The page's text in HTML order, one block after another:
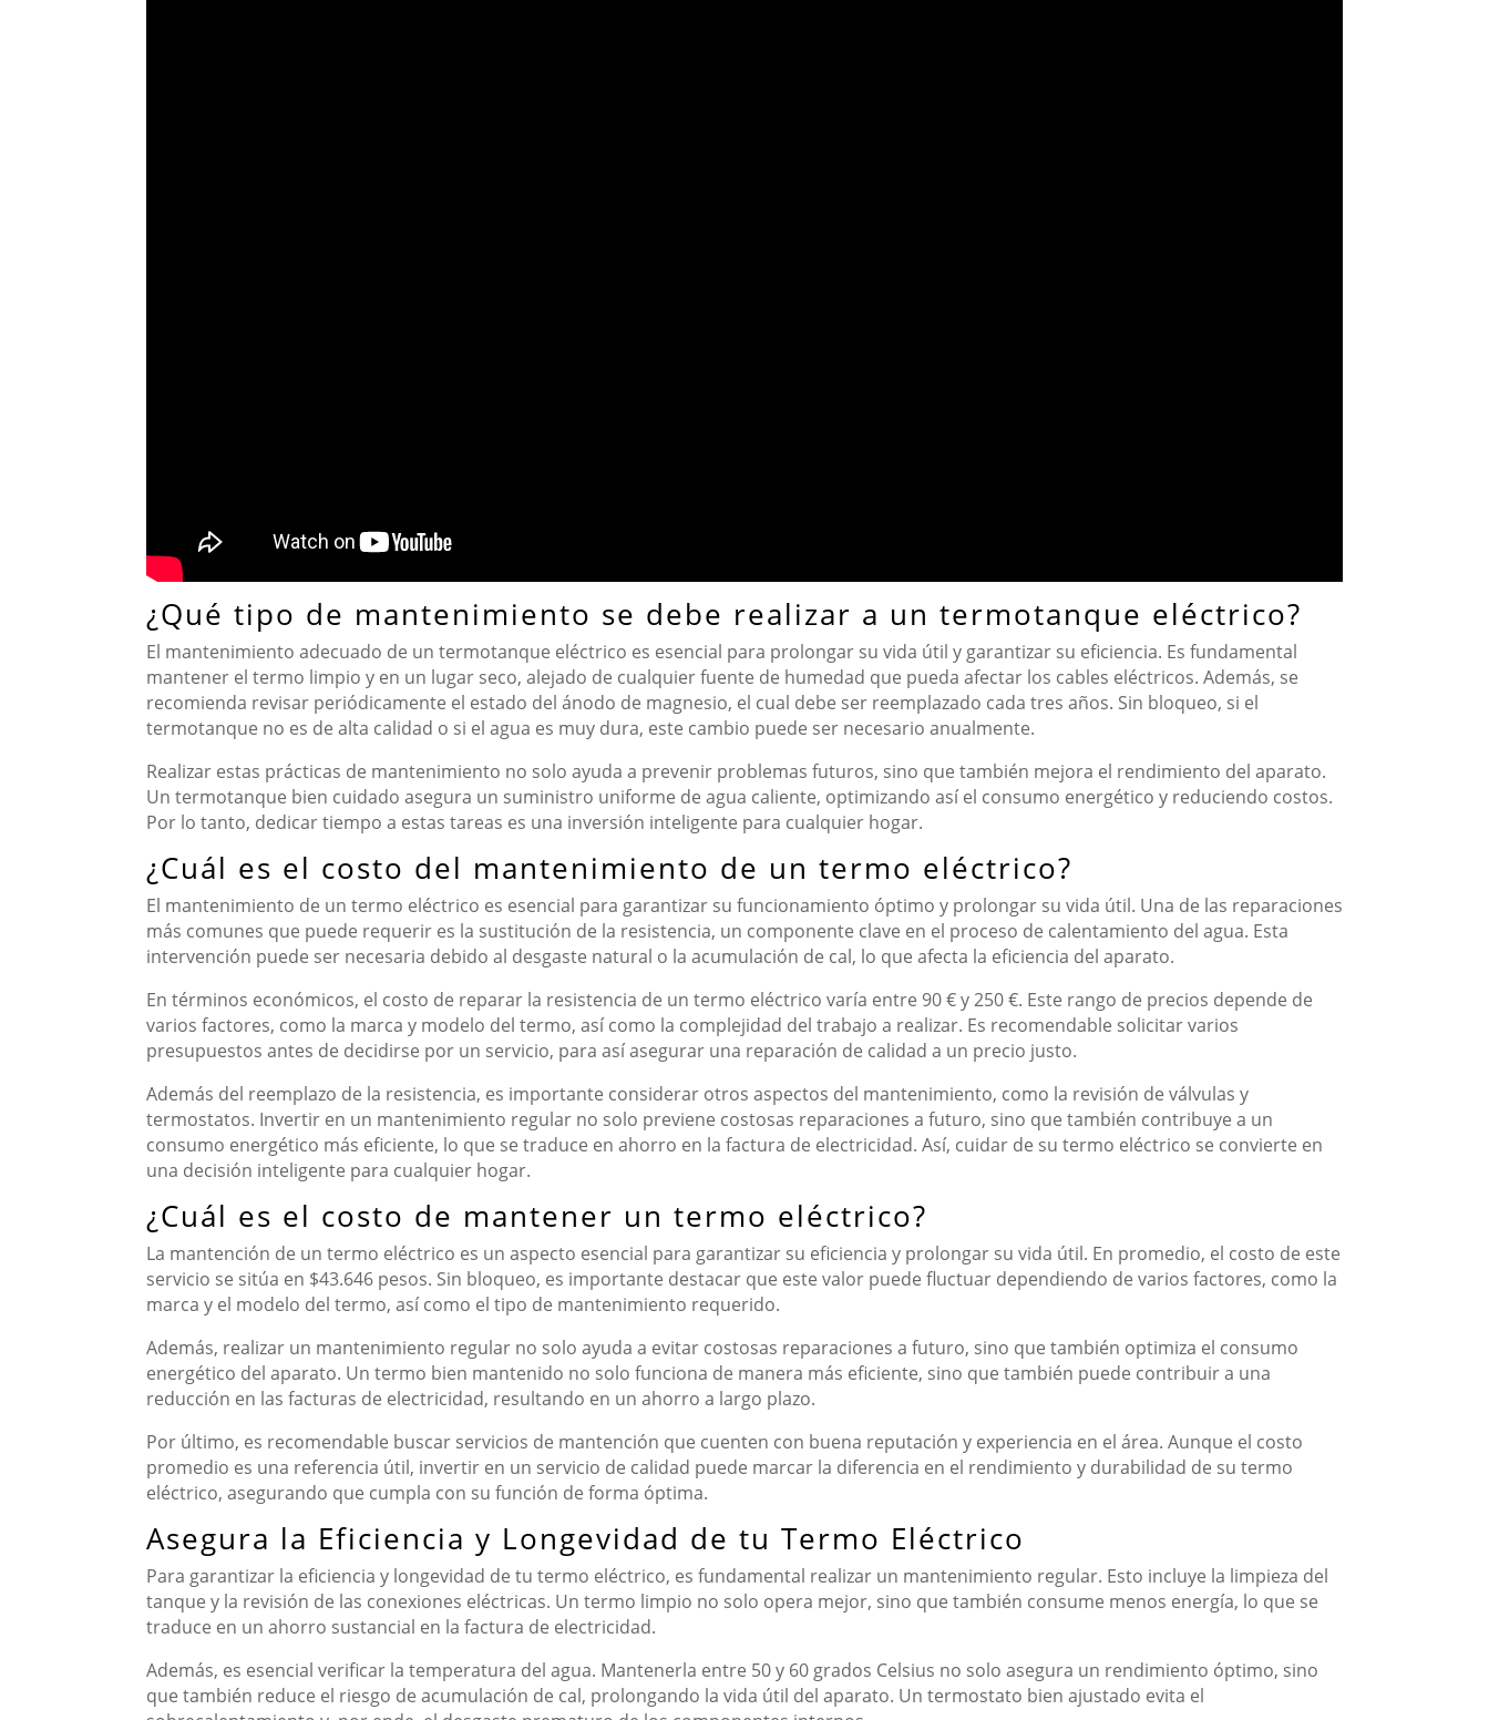
¿Qué tipo de mantenimiento se debe realizar a un termotanque eléctrico?
El mantenimiento adecuado de un termotanque eléctrico es esencial para prolongar su vida útil y garantizar su eficiencia. Es fundamental
mantener el termo limpio y en un lugar seco, alejado de cualquier fuente de humedad que pueda afectar los cables eléctricos. Además, se
recomienda revisar periódicamente el estado del ánodo de magnesio, el cual debe ser reemplazado cada tres años. Sin bloqueo, si el
termotanque no es de alta calidad o si el agua es muy dura, este cambio puede ser necesario anualmente.
Realizar estas prácticas de mantenimiento no solo ayuda a prevenir problemas futuros, sino que también mejora el rendimiento del aparato.
Un termotanque bien cuidado asegura un suministro uniforme de agua caliente, optimizando así el consumo energético y reduciendo costos.
Por lo tanto, dedicar tiempo a estas tareas es una inversión inteligente para cualquier hogar.
¿Cuál es el costo del mantenimiento de un termo eléctrico?
El mantenimiento de un termo eléctrico es esencial para garantizar su funcionamiento óptimo y prolongar su vida útil. Una de las reparaciones
más comunes que puede requerir es la sustitución de la resistencia, un componente clave en el proceso de calentamiento del agua. Esta
intervención puede ser necesaria debido al desgaste natural o la acumulación de cal, lo que afecta la eficiencia del aparato.
En términos económicos, el costo de reparar la resistencia de un termo eléctrico varía entre 90 € y 250 €. Este rango de precios depende de
varios factores, como la marca y modelo del termo, así como la complejidad del trabajo a realizar. Es recomendable solicitar varios
presupuestos antes de decidirse por un servicio, para así asegurar una reparación de calidad a un precio justo.
Además del reemplazo de la resistencia, es importante considerar otros aspectos del mantenimiento, como la revisión de válvulas y
termostatos. Invertir en un mantenimiento regular no solo previene costosas reparaciones a futuro, sino que también contribuye a un
consumo energético más eficiente, lo que se traduce en ahorro en la factura de electricidad. Así, cuidar de su termo eléctrico se convierte en
una decisión inteligente para cualquier hogar.
¿Cuál es el costo de mantener un termo eléctrico?
La mantención de un termo eléctrico es un aspecto esencial para garantizar su eficiencia y prolongar su vida útil. En promedio, el costo de este
servicio se sitúa en $43.646 pesos. Sin bloqueo, es importante destacar que este valor puede fluctuar dependiendo de varios factores, como la
marca y el modelo del termo, así como el tipo de mantenimiento requerido.
Además, realizar un mantenimiento regular no solo ayuda a evitar costosas reparaciones a futuro, sino que también optimiza el consumo
energético del aparato. Un termo bien mantenido no solo funciona de manera más eficiente, sino que también puede contribuir a una
reducción en las facturas de electricidad, resultando en un ahorro a largo plazo.
Por último, es recomendable buscar servicios de mantención que cuenten con buena reputación y experiencia en el área. Aunque el costo
promedio es una referencia útil, invertir en un servicio de calidad puede marcar la diferencia en el rendimiento y durabilidad de su termo
eléctrico, asegurando que cumpla con su función de forma óptima.
Asegura la Eficiencia y Longevidad de tu Termo Eléctrico
Para garantizar la eficiencia y longevidad de tu termo eléctrico, es fundamental realizar un mantenimiento regular. Esto incluye la limpieza del
tanque y la revisión de las conexiones eléctricas. Un termo limpio no solo opera mejor, sino que también consume menos energía, lo que se
traduce en un ahorro sustancial en la factura de electricidad.
Además, es esencial verificar la temperatura del agua. Mantenerla entre 50 y 60 grados Celsius no solo asegura un rendimiento óptimo, sino
que también reduce el riesgo de acumulación de cal, prolongando la vida útil del aparato. Un termostato bien ajustado evita el